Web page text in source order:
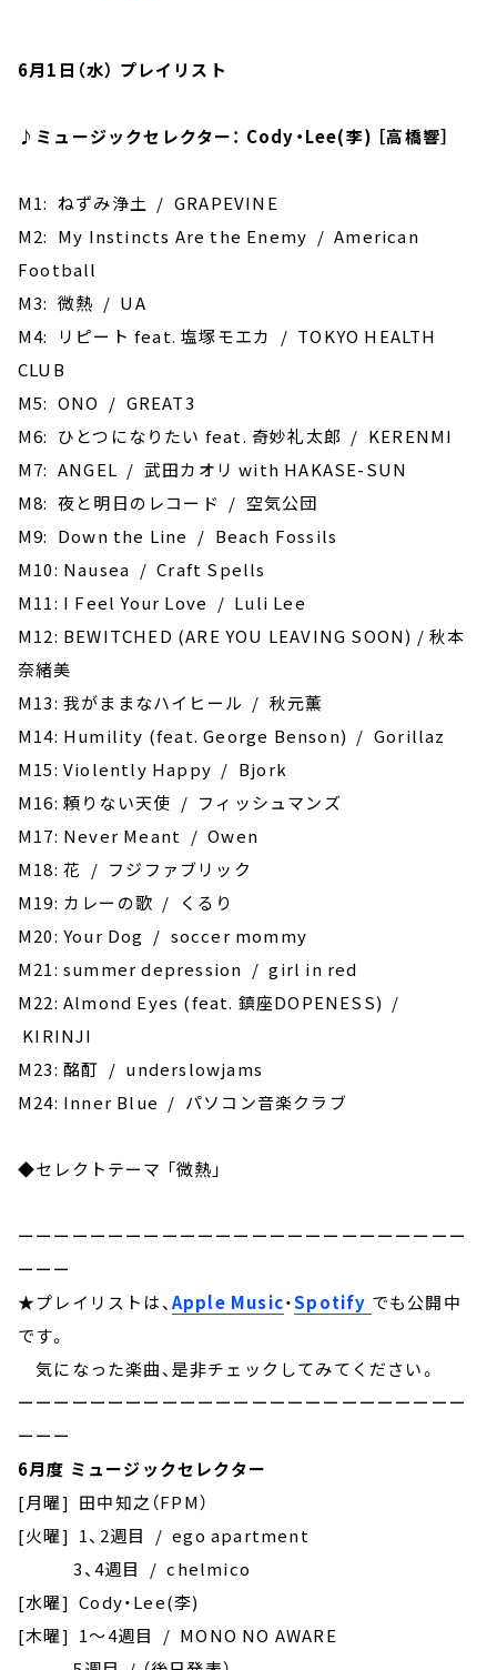
6月1日（水） プレイリスト
♪ミュージックセレクター： Cody・Lee(李) ［高橋響］
M1: ねずみ浄土 / GRAPEVINE
M2: My Instincts Are the Enemy / American
Football
M3: 微熱 / UA
M4: リピート feat. 塩塚モエカ / TOKYO HEALTH
CLUB
M5: ONO / GREAT3
M6: ひとつになりたい feat. 奇妙礼太郎 / KERENMI
M7: ANGEL / 武田カオリ with HAKASE-SUN
M8: 夜と明日のレコード / 空気公団
M9: Down the Line / Beach Fossils
M10: Nausea / Craft Spells
M11: I Feel Your Love / Luli Lee
M12: BEWITCHED (ARE YOU LEAVING SOON) / 秋本
奈緒美
M13: 我がままなハイヒール / 秋元薫
M14: Humility (feat. George Benson) / Gorillaz
M15: Violently Happy / Bjork
M16: 頼りない天使 / フィッシュマンズ
M17: Never Meant / Owen
M18: 花 / フジファブリック
M19: カレーの歌 / くるり
M20: Your Dog / soccer mommy
M21: summer depression / girl in red
M22: Almond Eyes (feat. 鎮座DOPENESS) /
KIRINJI
M23: 酩酊 / underslowjams
M24: Inner Blue / パソコン音楽クラブ
◆セレクトテーマ 「微熱」
ーーーーーーーーーーーーーーーーーーーーーーーーー
ーーー
★プレイリストは、Apple Music・Spotify でも公開中
です。
気になった楽曲、是非チェックしてみてください。
ーーーーーーーーーーーーーーーーーーーーーーーーー
ーーー
6月度 ミュージックセレクター
[月曜] 田中知之（FPM）
[火曜] 1、2週目 / ego apartment
3、4週目 / chelmico
[水曜] Cody・Lee(李)
[木曜] 1～4週目 / MONO NO AWARE